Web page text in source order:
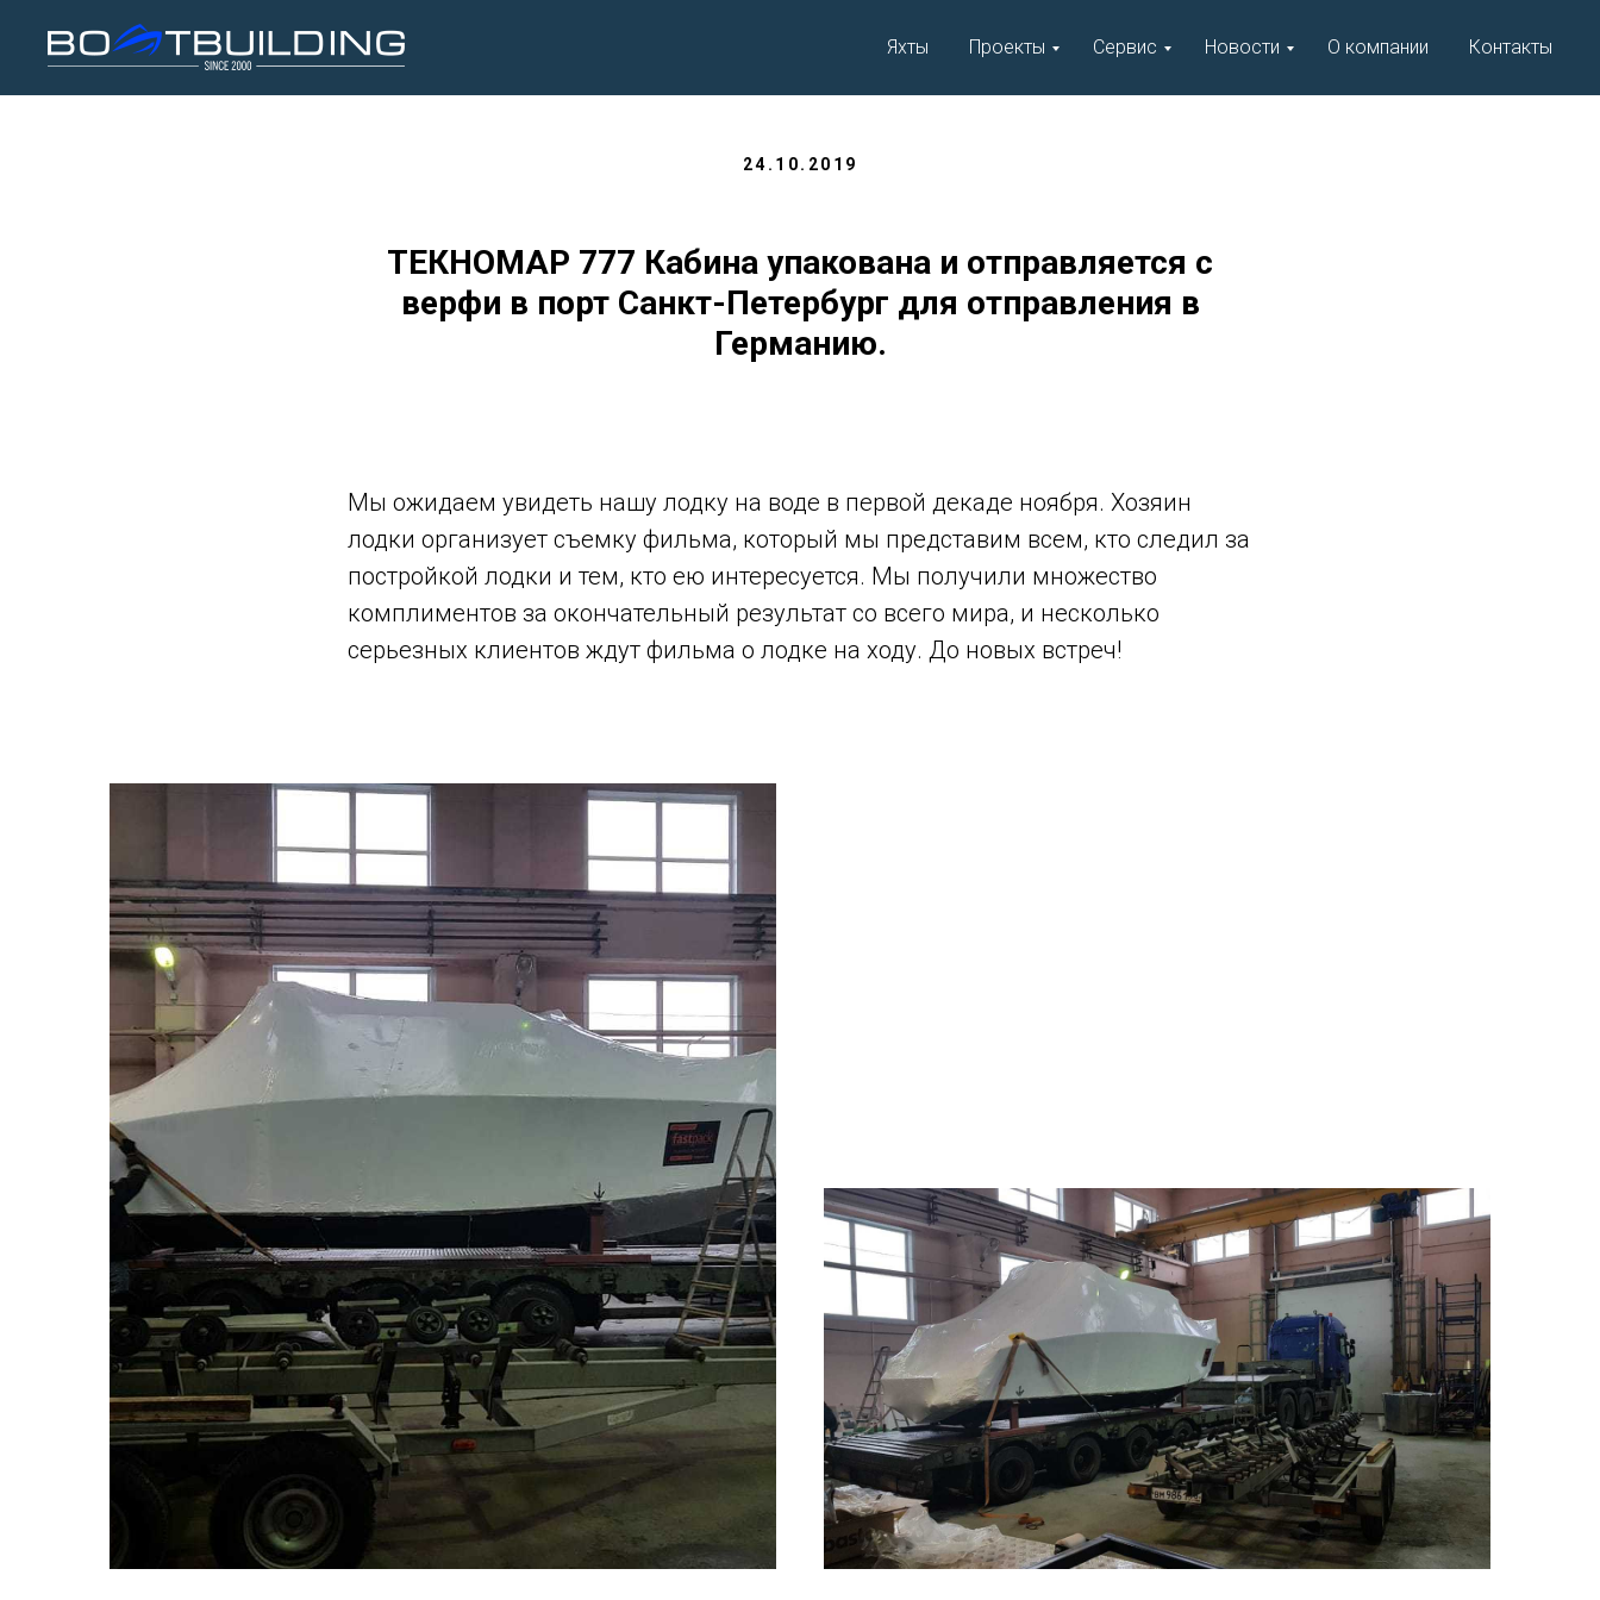
Яхты Проекты Сервис Новости О компании Контакты
24.10.2019
ТЕКНОМАР 777 Кабина упакована и отправляется с
верфи в порт Санкт-Петербург для отправления в
Германию.
Мы ожидаем увидеть нашу лодку на воде в первой декаде ноября. Хозяин
лодки организует съемку фильма, который мы представим всем, кто следил за
постройкой лодки и тем, кто ею интересуется. Мы получили множество
комплиментов за окончательный результат со всего мира, и несколько
серьезных клиентов ждут фильма о лодке на ходу. До новых встреч!